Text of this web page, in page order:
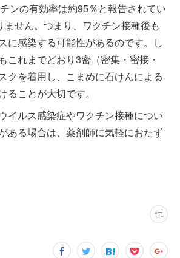
ンの有効率は約95％と報告されてい
ません。つまり、ワクチン接種後も
に感染する可能性があるのです。し
これまでどおり3密（密集・密接・
クを着用し、こまめに石けんによる
ることが大切です。
イルス感染症やワクチン接種につい
ある場合は、薬剤師に気軽におたず